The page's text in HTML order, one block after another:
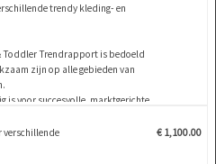
trendy kleding- en
Toddler Trendrapport is bedoeld
zijn op alle gebieden van
is voor succesvolle, marktgerichte
T-shirts, broeken, jassen en
verschillende
€ 1,100.00